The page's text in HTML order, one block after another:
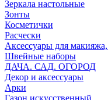
Зеркала настольные
Зонты
Косметички
Расчески
Аксессуары для
Швейные наборы
ДАЧА. САД. ОГОРОД
Декор и аксессуары
Арки
Газон искусственный